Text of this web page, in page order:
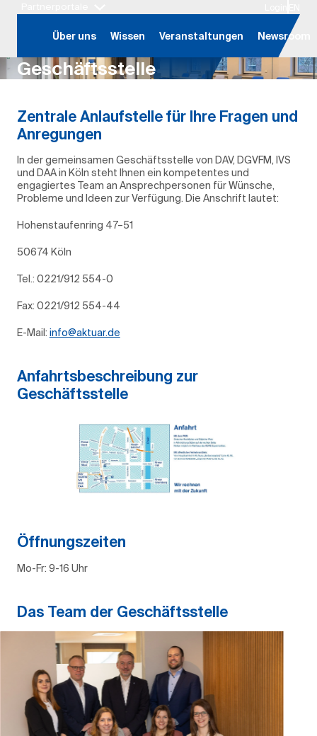
Hauptregion der Seite anspringen
Über uns Wissen Veranstaltungen Newsroom
Geschäftsstelle
Zentrale Anlaufstelle für Ihre Fragen und
Anregungen
In der gemeinsamen Geschäftsstelle von DAV, DGVFM, IVS
und DAA in Köln steht Ihnen ein kompetentes und
engagiertes Team an Ansprechpersonen für Wünsche,
Probleme und Ideen zur Verfügung. Die Anschrift lautet:
Hohenstaufenring 47–51
50674 Köln
Tel.: 0221/912 554-0
Fax: 0221/912 554-44
E-Mail: info@aktuar.de
Anfahrtsbeschreibung zur
Geschäftsstelle
Öffnungszeiten
Mo-Fr: 9-16 Uhr
Das Team der Geschäftsstelle
Slider überspringen